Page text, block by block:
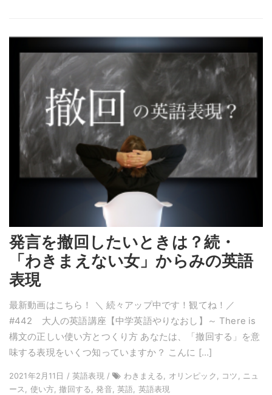
発言を撤回したいときは？続・
「わきまえない女」からみの英語
表現
最新動画はこちら！ ＼ 続々アップ中です！観てね！／
#442 大人の英語講座【中学英語やりなおし】～ There is
構文の正しい使い方とつくり方 あなたは、「撤回する」を意
味する表現をいくつ知っていますか？ こんに […]
2021年2月11日 / 英語表現 /
わきまえる, オリンピック, コツ, ニュ
ース, 使い方, 撤回する, 発音, 英語, 英語表現